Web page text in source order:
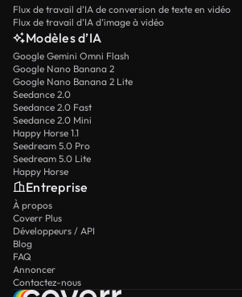
Flux de travail d’IA de conversion de texte en vidéo
Flux de travail d’IA d’image à vidéo
Modèles d’IA
Google Gemini Omni Flash
Google Nano Banana 2
Google Nano Banana 2 Lite
Seedance 2.0
Seedance 2.0 Fast
Seedance 2.0 Mini
Happy Horse 1.1
Seedream 5.0 Pro
Seedream 5.0 Lite
Happy Horse
Entreprise
À propos
Coverr Plus
Développeurs / API
Blog
FAQ
Annoncer
Contactez-nous